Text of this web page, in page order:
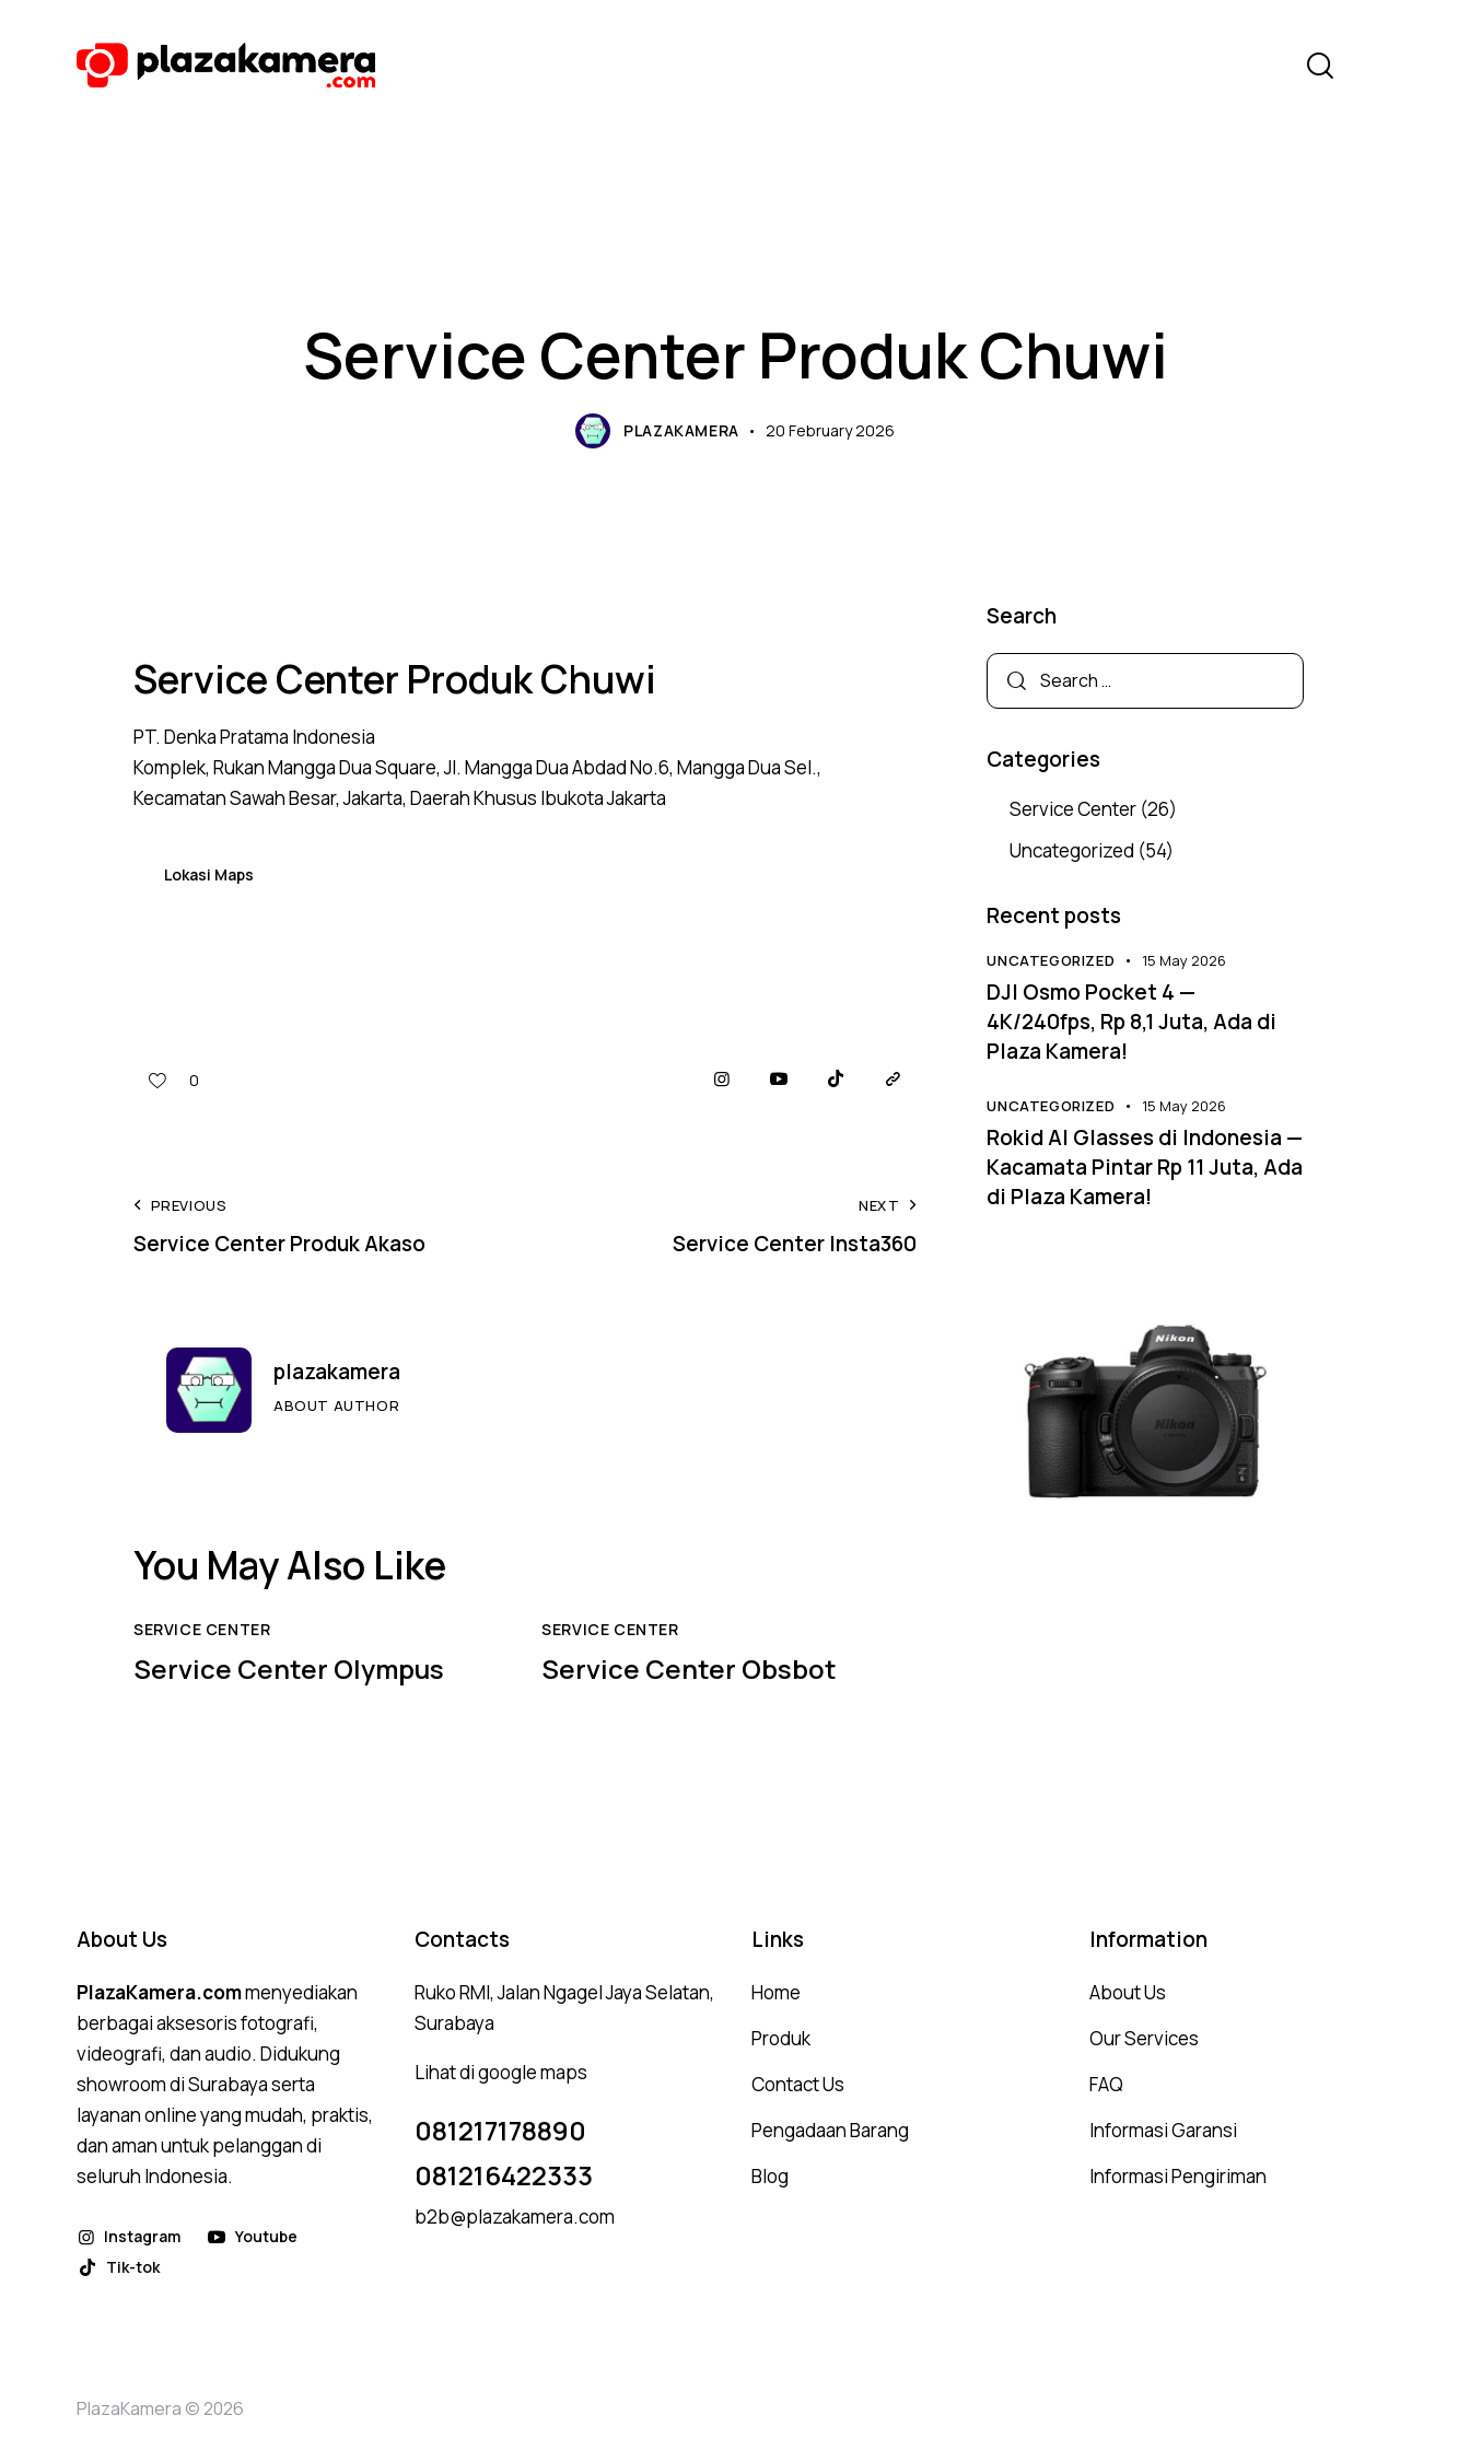
Service Center Produk Chuwi
PLAZAKAMERA 20 February 2026
Service Center Produk Chuwi
PT. Denka Pratama Indonesia
Komplek, Rukan Mangga Dua Square, Jl. Mangga Dua Abdad No.6, Mangga Dua Sel.,
Kecamatan Sawah Besar, Jakarta, Daerah Khusus Ibukota Jakarta
Lokasi Maps
0
PREVIOUS
Service Center Produk Akaso
NEXT
Service Center Insta360
plazakamera
ABOUT AUTHOR
You May Also Like
SERVICE CENTER
Service Center Olympus
SERVICE CENTER
Service Center Obsbot
Search
Categories
Service Center(26)
Uncategorized (54)
Recent posts
UNCATEGORIZED 15 May 2026
DJI Osmo Pocket 4 —
4K/240fps, Rp 8,1 Juta, Ada di
Plaza Kamera!
UNCATEGORIZED 15 May 2026
Rokid AI Glasses di Indonesia —
Kacamata Pintar Rp 11 Juta, Ada
di Plaza Kamera!
About Us
PlazaKamera.commenyediakan
berbagai aksesoris fotografi,
videografi, dan audio. Didukung
showroom di Surabaya serta
layanan online yang mudah, praktis,
dan aman untuk pelanggan di
seluruh Indonesia.
Instagram
Youtube
Tik-tok
Contacts
Ruko RMI, Jalan Ngagel Jaya Selatan,
Surabaya
Lihat di google maps
081217178890
081216422333
b2b@plazakamera.com
Links
Home
Produk
Contact Us
Pengadaan Barang
Blog
Information
About Us
Our Services
FAQ
Informasi Garansi
Informasi Pengiriman
PlazaKamera © 2026